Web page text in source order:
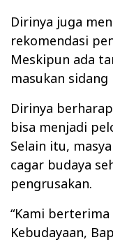
Dirinya juga
rekomendasi
Meskipun ada
masukan
Dirinya
bisa menjadi
Selain itu,
cagar budaya
pengrusakan.
“Kami
Kebudayaan,